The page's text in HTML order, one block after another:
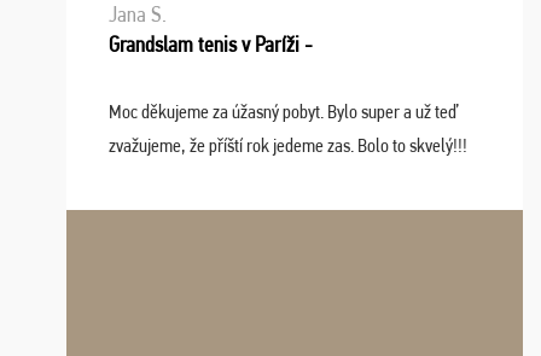
Jana S.
Grandslam tenis v Paríži -
Moc děkujeme za úžasný pobyt. Bylo super a už teď
zvažujeme, že příští rok jedeme zas. Bolo to skvelý!!!